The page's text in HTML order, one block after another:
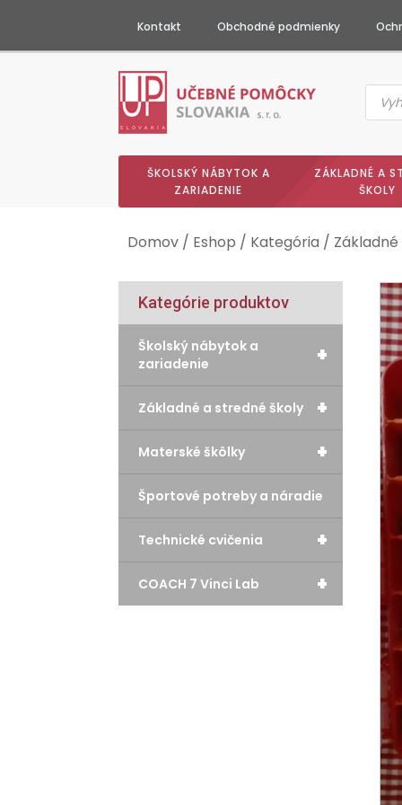
Kontakt Obchodné podmienky
search
ŠKOLSKÝ NÁBYTOK A
ZARIADENIE
ZÁKLADNÉ A
ŠKOLY
Domov / Eshop / Kategória /
Kategórie produktov
+
Školský nábytok a
zariadenie
+
Základné a stredné školy
+
Materské škôlky
Športové potreby a náradie
+
Technické cvičenia
+
COACH 7 Vinci Lab